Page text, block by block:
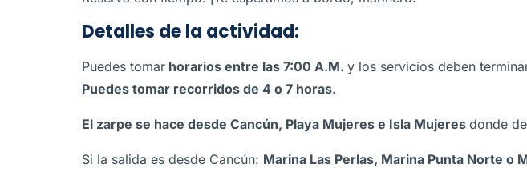
Detalles de la actividad:
Puedes tomar horarios entre las 7:00 A.M. y los servicios deben
Puedes tomar recorridos de 4 o 7 horas.
El zarpe se hace desde Cancún, Playa Mujeres e Isla Mujeres donde
Si la salida es desde Cancún: Marina Las Perlas, Marina Punta Norte o